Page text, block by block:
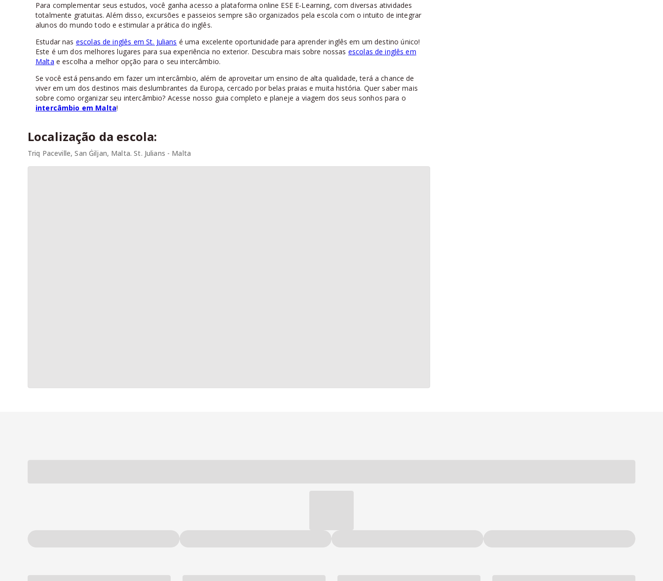
Para complementar seus estudos, você ganha acesso a plataforma online ESE E-Learning, com diversas atividades
totalmente gratuitas. Além disso, excursões e passeios sempre são organizados pela escola com o intuito de integrar
alunos do mundo todo e estimular a prática do inglês.
Estudar nas escolas de inglês em St. Julians é uma excelente oportunidade para aprender inglês em um destino único!
Este é um dos melhores lugares para sua experiência no exterior. Descubra mais sobre nossas escolas de inglês em
Malta e escolha a melhor opção para o seu intercâmbio.
Se você está pensando em fazer um intercâmbio, além de aproveitar um ensino de alta qualidade, terá a chance de
viver em um dos destinos mais deslumbrantes da Europa, cercado por belas praias e muita história. Quer saber mais
sobre como organizar seu intercâmbio? Acesse nosso guia completo e planeje a viagem dos seus sonhos para o
intercâmbio em Malta!
Localização da escola:
Triq Paceville, San Ġiljan, Malta. St. Julians - Malta